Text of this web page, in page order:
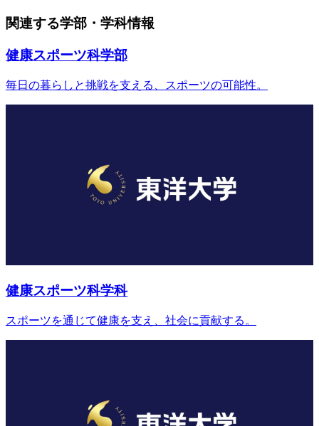
関連する学部・学科情報
健康スポーツ科学部
毎日の暮らしと挑戦を支える、スポーツの可能性。
健康スポーツ科学科
スポーツを通じて健康を支え、社会に貢献する。